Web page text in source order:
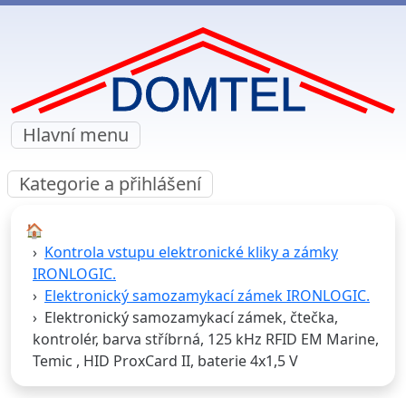
Hlavní menu
Kategorie a přihlášení
🏠︎
Kontrola vstupu elektronické kliky a zámky
IRONLOGIC.
Elektronický samozamykací zámek IRONLOGIC.
Elektronický samozamykací zámek, čtečka,
kontrolér, barva stříbrná, 125 kHz RFID EM Marine,
Temic , HID ProxCard II, baterie 4x1,5 V